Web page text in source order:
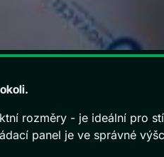
rozměry - je ideální pro
panel je ve správné